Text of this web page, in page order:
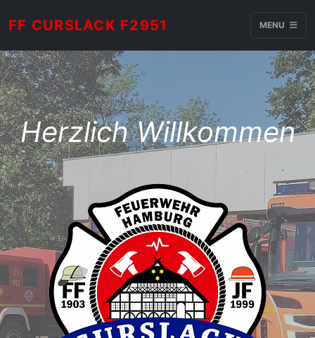
FF CURSLACK F2951 MENU
Herzlich Willkommen